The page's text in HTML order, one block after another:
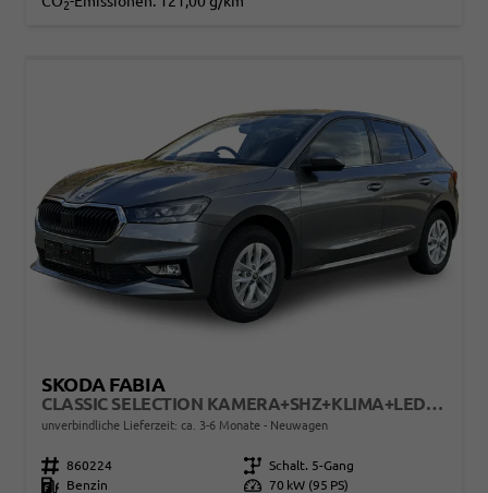
2
SKODA FABIA
CLASSIC SELECTION KAMERA+SHZ+KLIMA+LED+15" LM+SMARTLINK
unverbindliche Lieferzeit: ca. 3-6 Monate Neuwagen
Fahrzeugnr. 860224 Getriebe Schalt. 5-Gang
Kraftstoff
Benzin Leistung 70 kW (95 PS)